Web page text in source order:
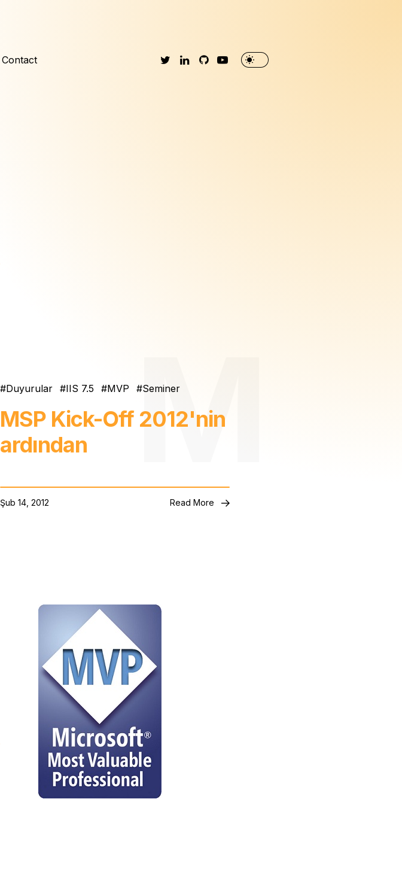
Contact
Duyurular IIS 7.5 MVP Seminer
MSP Kick-Off 2012'nin
ardından
Şub 14, 2012 Read More